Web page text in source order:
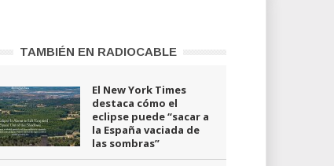
TAMBIÉN EN RADIOCABLE
El New York Times
destaca cómo el
eclipse puede “sacar a
la España vaciada de
las sombras”